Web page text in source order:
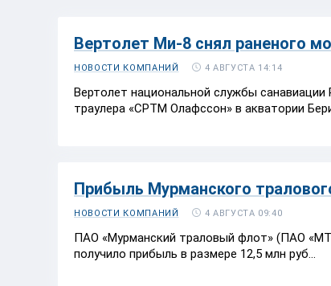
Вертолет Ми-8 снял раненого
НОВОСТИ КОМПАНИЙ 4 АВГУСТА 14:14
Вертолет национальной службы санавиации
траулера «СРТМ Олафссон» в акватории
Прибыль Мурманского
НОВОСТИ КОМПАНИЙ 4 АВГУСТА 09:40
ПАО «Мурманский траловый флот» (ПАО
получило прибыль в размере 12,5 млн руб...